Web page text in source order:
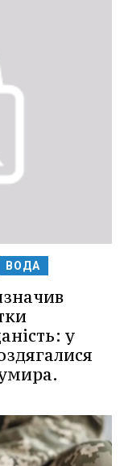
ВОДА
у